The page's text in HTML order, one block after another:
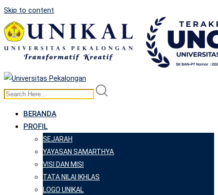
Skip to content
BERANDA
PROFIL
SEJARAH
YAYASAN SAMARTHYA
VISI DAN MISI
TATA NILAI IKHLAS
LOGO UNIKAL